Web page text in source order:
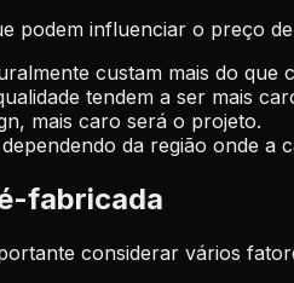
podem influenciar o preço
custam mais do que
tendem a ser mais
mais caro será o projeto.
da região onde a
fabricada
considerar vários